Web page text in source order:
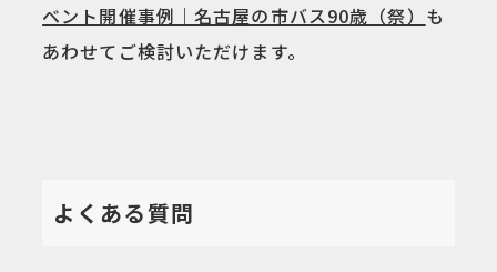
ベント開催事例｜名古屋の市バス90歳（祭） も
あわせてご検討いただけます。
よくある質問